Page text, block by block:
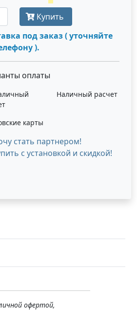
Купить
под заказ ( уточняйте
).
оплаты
Наличный расчет
карты
стать партнером!
с установкой и скидкой!
офертой,